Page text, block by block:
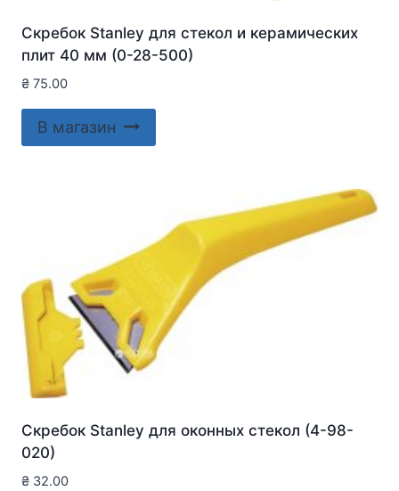
Скребок Stanley для стекол и керамических
плит 40 мм (0-28-500)
₴ 75.00
В магазин
Скребок Stanley для оконныx стекол (4-98-
020)
₴ 32.00